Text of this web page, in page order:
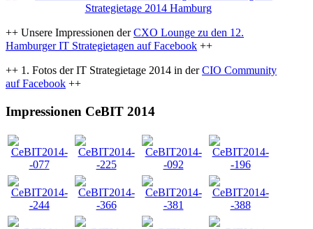
++ Unsere Impressionen derCXO Lounge zu den 12.
Hamburger IT Strategietagen auf Facebook ++
++ 1. Fotos der IT Strategietage 2014 in derCIO Community
auf Facebook ++
Impressionen CeBIT 2014